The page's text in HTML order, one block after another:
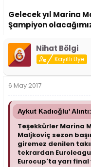
Gelecek yıl Marina
Şampiyon
Nihat Bölgi
Kayıtlı Üye
6 May 2017
Aykut Kadıoğlu' Alıntı:
Teşekkürler Marina
Maljkoviç sezon
giremez denilen
tekrardan
Eurocup'ta yarı